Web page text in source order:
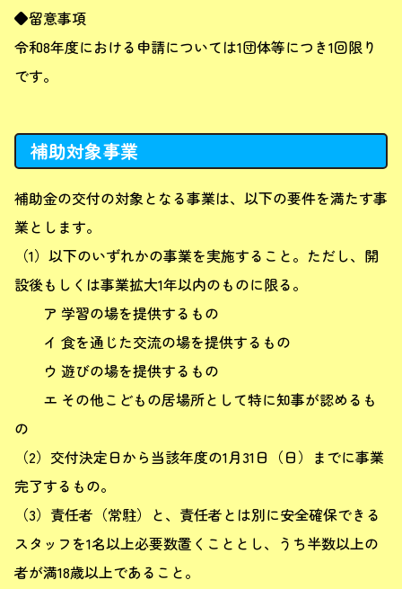
◆留意事項
令和8年度における申請については1団体等につき1回限り
です。
補助対象事業
補助金の交付の対象となる事業は、以下の要件を満たす事
業とします。
（1）以下のいずれかの事業を実施すること。ただし、開
設後もしくは事業拡大1年以内のものに限る。
ア 学習の場を提供するもの
イ 食を通じた交流の場を提供するもの
ウ 遊びの場を提供するもの
エ その他こどもの居場所として特に知事が認めるも
の
（2）交付決定日から当該年度の1月31日（日）までに事業
完了するもの。
（3）責任者（常駐）と、責任者とは別に安全確保できる
スタッフを1名以上必要数置くこととし、うち半数以上の
者が満18歳以上であること。